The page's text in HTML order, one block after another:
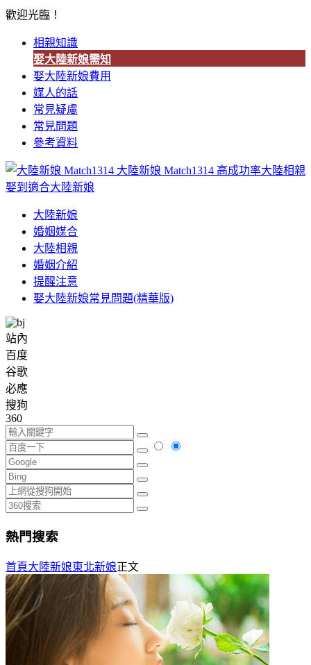
歡迎光臨！
相親知識
娶大陸新娘需知
娶大陸新娘費用
媒人的話
常見疑慮
常見問題
參考資料
大陸新娘 Match1314 高成功率大陸相親
娶到適合大陸新娘
大陸新娘
婚姻媒合
大陸相親
婚姻介紹
提醒注意
娶大陸新娘常見問題(精華版)
站內
百度
谷歌
必應
搜狗
360
熱門搜索
首頁大陸新娘東北新娘正文